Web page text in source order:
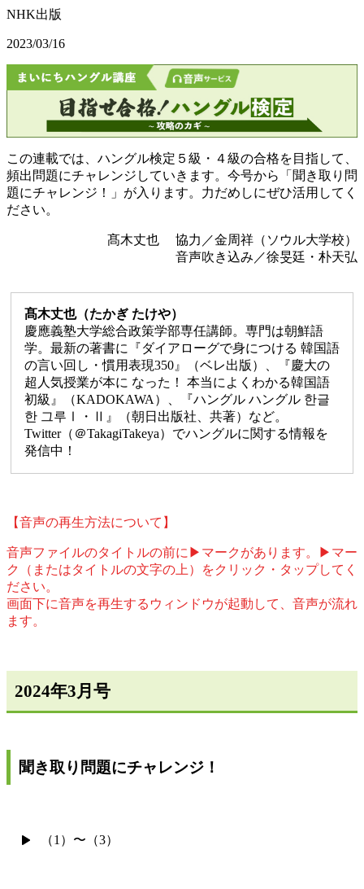
NHK出版
2023/03/16
この連載では、ハングル検定５級・４級の合格を目指して、
頻出問題にチャレンジしていきます。今号から「聞き取り問
題にチャレンジ！」が入ります。力だめしにぜひ活用してく
ださい。
髙木丈也 協力／金周祥（ソウル大学校）
音声吹き込み／徐旻廷・朴天弘
髙木丈也（たかぎ たけや）
慶應義塾大学総合政策学部専任講師。専門は朝鮮語
学。最新の著書に『ダイアローグで身につける 韓国語
の言い回し・慣用表現350』（ベレ出版）、『慶大の
超人気授業が本に なった！ 本当によくわかる韓国語
初級』（KADOKAWA）、『ハングル ハングル 한글
한 그루Ⅰ・Ⅱ』（朝日出版社、共著）など。
Twitter（＠TakagiTakeya）でハングルに関する情報を
発信中！
【音声の再生方法について】
音声ファイルのタイトルの前に▶マークがあります。▶マー
ク（またはタイトルの文字の上）をクリック・タップしてく
ださい。
画面下に音声を再生するウィンドウが起動して、音声が流れ
ます。
2024年3月号
聞き取り問題にチャレンジ！
（1）〜（3）